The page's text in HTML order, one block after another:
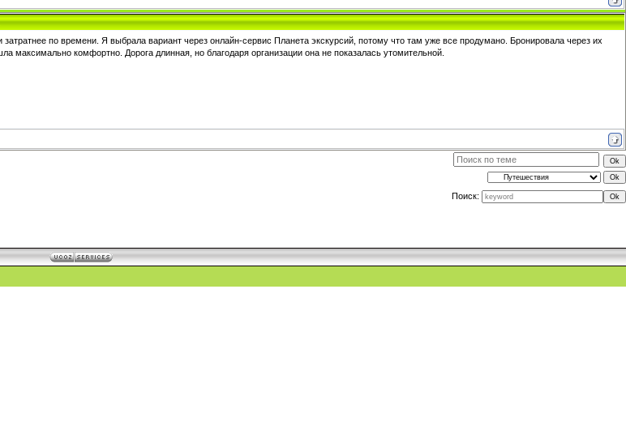
по времени. Я выбрала вариант через онлайн-сервис Планета экскурсий, потому что там уже все продумано. Бронировала через их
максимально комфортно. Дорога длинная, но благодаря организации она не показалась утомительной.
Поиск: